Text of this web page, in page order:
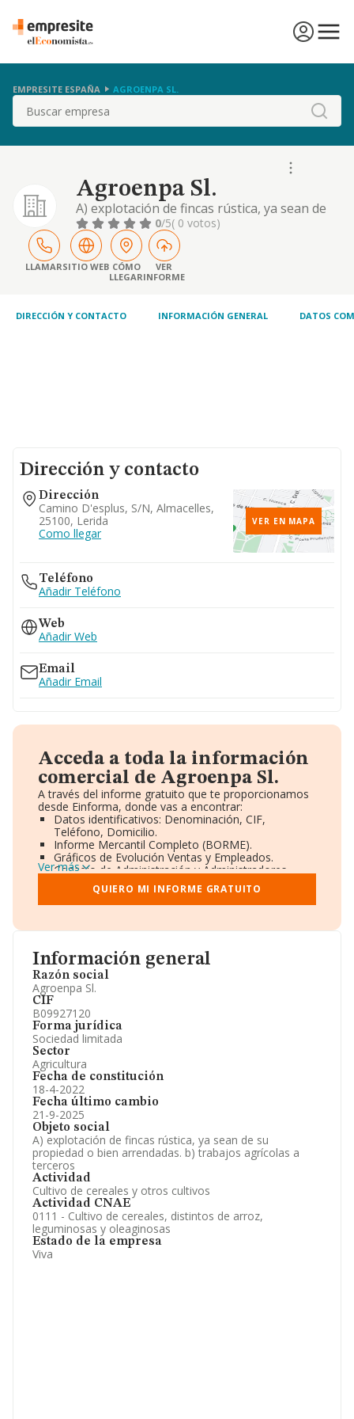
EMPRESITE ESPAÑA AGROENPA SL.
Buscar
Agroenpa Sl.
A) explotación de fincas rústica, ya sean de
su propiedad o bien arrendadas. b) trabajos
agrícolas a terceros
0/5( 0 votos)
LLAMARSITIO WEB CÓMO
LLEGAR
VER
INFORME
DIRECCIÓN Y CONTACTO INFORMACIÓN GENERAL DATOS
Información general
Razón social
Agroenpa Sl.
CIF
B09927120
Forma jurídica
Sociedad limitada
Sector
Agricultura
Fecha de constitución
18-4-2022
Fecha último cambio
21-9-2025
Objeto social
A) explotación de fincas rústica, ya sean de su
propiedad o bien arrendadas. b) trabajos agrícolas a
terceros
Actividad
Cultivo de cereales y otros cultivos
Actividad CNAE
0111 - Cultivo de cereales, distintos de arroz,
leguminosas y oleaginosas
Estado de la empresa
Viva
Dirección y contacto
Dirección
Camino D'esplus, S/n, Almacelles,
25100, Lerida
Como llegar
VER EN MAPA
Teléfono
Añadir Teléfono
Web
Añadir Web
Email
Añadir Email
Acceda a toda la información
comercial de Agroenpa Sl.
A través del informe gratuito que te proporcionamos
desde Einforma, donde vas a encontrar:
Datos identificativos: Denominación, CIF,
Teléfono, Domicilio.
Informe Mercantil Completo (BORME).
Gráficos de Evolución Ventas y Empleados.
Consejo de Administración y Administradores.
Directivos y Ejecutivos.
Accionistas.
Participaciones y Vinculaciones en otras empresas.
Información oficial y registral complementaria.
Ver más
QUIERO MI INFORME GRATUITO